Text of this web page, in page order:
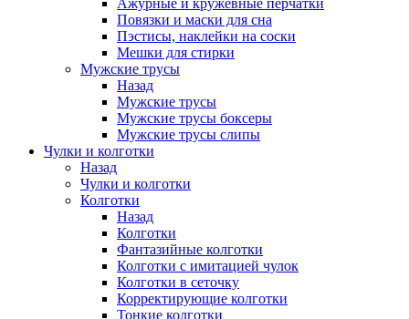
Ажурные и кружевные перчатки
Повязки и маски для сна
Пэстисы, наклейки на соски
Мешки для стирки
Мужские трусы
Назад
Мужские трусы
Мужские трусы боксеры
Мужские трусы слипы
Чулки и колготки
Назад
Чулки и колготки
Колготки
Назад
Колготки
Фантазийные колготки
Колготки с имитацией чулок
Колготки в сеточку
Корректирующие колготки
Тонкие колготки